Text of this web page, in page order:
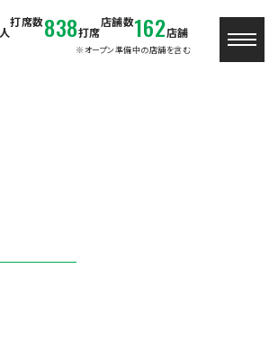
人
打席数838打席
店舗数162店舗
※オープン準備中の店舗を含む